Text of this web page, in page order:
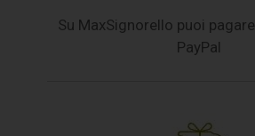
Su MaxSignorello puoi
PayPal